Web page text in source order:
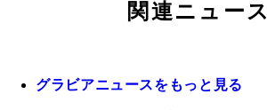
関連ニュース
グラビアニュースをもっと見る